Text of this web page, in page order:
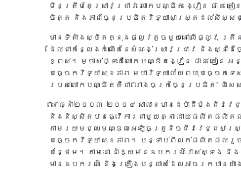
មិនត្រឹមតែស្រាវជ្រាវ លោកបណ្ឌិត ង្វៀន ផាន់
ចិត្ត និងភាពច្នៃប្រឌិតវិទ្យាសាស្ត្រដល់សិស្សជ
មានទីតាំងស្ថិតក្នុងផ្លូវតូចមួយនៅលើផ្លូវ ត្រឹ
ដែលជាកន្លែងកំណើតនៃសំណង់ស្រាវជ្រាវ និងស្នា
ខ្ពស់។ ម្ចាស់ផ្ទះគឺលោកបណ្ឌិតង្វៀន ផាន់ គៀន អ
បច្ចេកវិទ្យាសុខភាព មហាវិទ្យាល័យពហុបច្ចេកទេ
របស់លោកបណ្ឌិតគឺជា "រោងចក្រច្នៃប្រឌិត" ពិសេ
“នៅឆ្នាំ២០០៣-២០០៤ សាលានមានដេប៉ាដឺម៉ងជី
និងនិស្សិតបានធ្វើការជាមួយគ្នា ដោយផលិតផ
តាមរយៈមជ្ឈមណ្ឌលអេឡិចត្រូនិចជីវវេជ្ជសាស្ត្រ
បច្ចេកវិទ្យាសុខភាព។ បន្ទាប់ពីលក់ផលិតផល
បន្ថែម។ តាមនោះ នាំឱ្យមានឧបករណ៍វាស់ស្ទង់
មានឧបករណ៍ និងគ្រឿងបន្លាស់ដែលអាចរកបាន